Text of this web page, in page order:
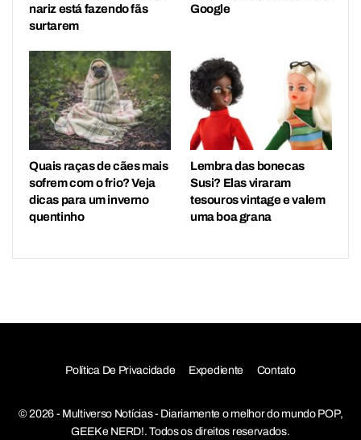
nariz está fazendo fãs
surtarem
Google
Quais raças de cães mais
sofrem com o frio? Veja
dicas para um inverno
quentinho
Lembra das bonecas
Susi? Elas viraram
tesouros vintage e valem
uma boa grana
Política De Privacidade Expediente Contato
© 2026 - Multiverso Notícias - Diariamente o melhor do mundo POP,
GEEK e NERD!. Todos os direitos reservados.